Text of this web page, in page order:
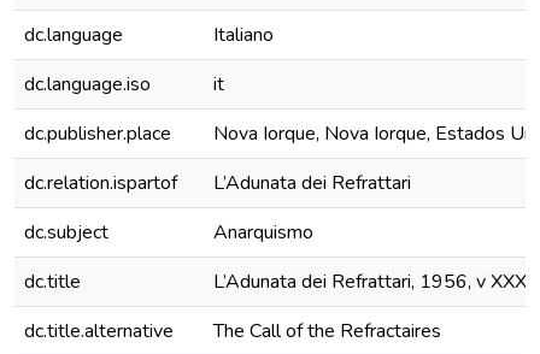
dc.language
Italiano
dc.language.iso
it
dc.publisher.place
Nova Iorque, Nova Iorque, Estados
dc.relation.ispartof
L’Adunata dei Refrattari
dc.subject
Anarquismo
dc.title
L’Adunata dei Refrattari, 1956, v
dc.title.alternative
The Call of the Refractaires